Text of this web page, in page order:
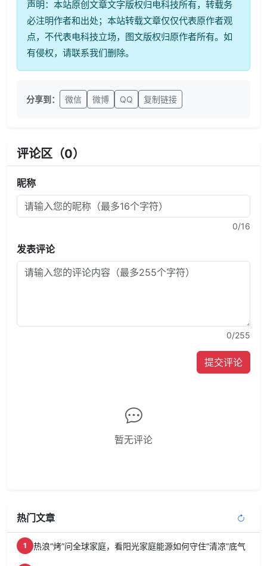
声明：本站原创文章文字版权归电科技所有，转载务
必注明作者和出处；本站转载文章仅仅代表原作者观
点，不代表电科技立场，图文版权归原作者所有。如
有侵权，请联系我们删除。
分享到： 微信 微博 QQ 复制链接
评论区（0）
昵称
0/16
发表评论
0/255
提交评论
暂无评论
热门文章
1 热浪“烤”问全球家庭，看阳光家庭能源如何守住“清凉”底气